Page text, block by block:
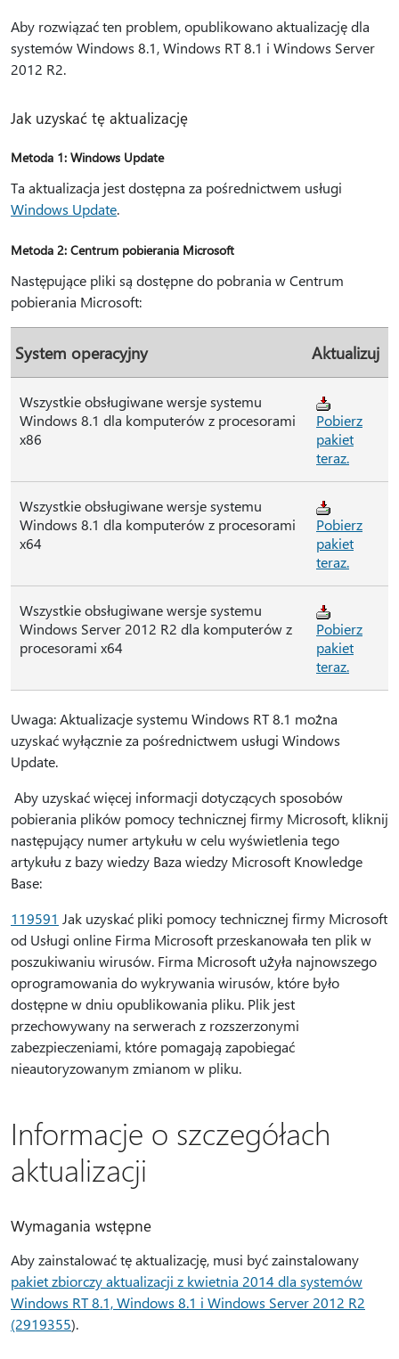
Aby rozwiązać ten problem, opublikowano aktualizację dla
systemów Windows 8.1, Windows RT 8.1 i Windows Server
2012 R2.
Jak uzyskać tę aktualizację
Metoda 1: Windows Update
Ta aktualizacja jest dostępna za pośrednictwem usługi
Windows Update.
Metoda 2: Centrum pobierania Microsoft
Następujące pliki są dostępne do pobrania w Centrum
pobierania Microsoft:
System operacyjny Aktualizuj
Wszystkie obsługiwane wersje systemu
Windows 8.1 dla komputerów z procesorami
x86
Pobierz
pakiet
teraz.
Wszystkie obsługiwane wersje systemu
Windows 8.1 dla komputerów z procesorami
x64
Pobierz
pakiet
teraz.
Wszystkie obsługiwane wersje systemu
Windows Server 2012 R2 dla komputerów z
procesorami x64
Pobierz
pakiet
teraz.
Uwaga: Aktualizacje systemu Windows RT 8.1 można
uzyskać wyłącznie za pośrednictwem usługi Windows
Update.
Aby uzyskać więcej informacji dotyczących sposobów
pobierania plików pomocy technicznej firmy Microsoft, kliknij
następujący numer artykułu w celu wyświetlenia tego
artykułu z bazy wiedzy Baza wiedzy Microsoft Knowledge
Base:
119591 Jak uzyskać pliki pomocy technicznej firmy Microsoft
od Usługi online Firma Microsoft przeskanowała ten plik w
poszukiwaniu wirusów. Firma Microsoft użyła najnowszego
oprogramowania do wykrywania wirusów, które było
dostępne w dniu opublikowania pliku. Plik jest
przechowywany na serwerach z rozszerzonymi
zabezpieczeniami, które pomagają zapobiegać
nieautoryzowanym zmianom w pliku.
Informacje o szczegółach
aktualizacji
Wymagania wstępne
Aby zainstalować tę aktualizację, musi być zainstalowany
pakiet zbiorczy aktualizacji z kwietnia 2014 dla systemów
Windows RT 8.1, Windows 8.1 i Windows Server 2012 R2
(2919355).